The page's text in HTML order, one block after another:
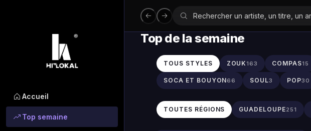
Accueil
Top semaine
Top de la semaine
TOUS STYLES ZOUK163 COMPAS15
SOCA ET BOUYON66 SOUL3 POP30
TOUTES RÉGIONS GUADELOUPE251